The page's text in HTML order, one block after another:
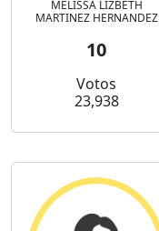
MELISSA LIZBETH
MARTINEZ HERNANDEZ
10
Votos
23,938